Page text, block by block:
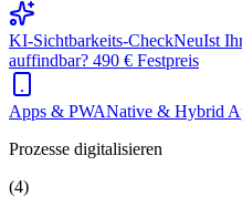
KI-Sichtbarkeits-CheckNeuIst
auffindbar? 490 € Festpreis
Apps & PWANative & Hybrid
Prozesse digitalisieren
(4)